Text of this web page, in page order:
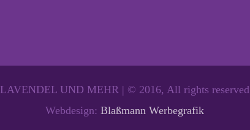
LAVENDEL UND MEHR | © 2016, All rights reserved
Webdesign: Blaßmann Werbegrafik